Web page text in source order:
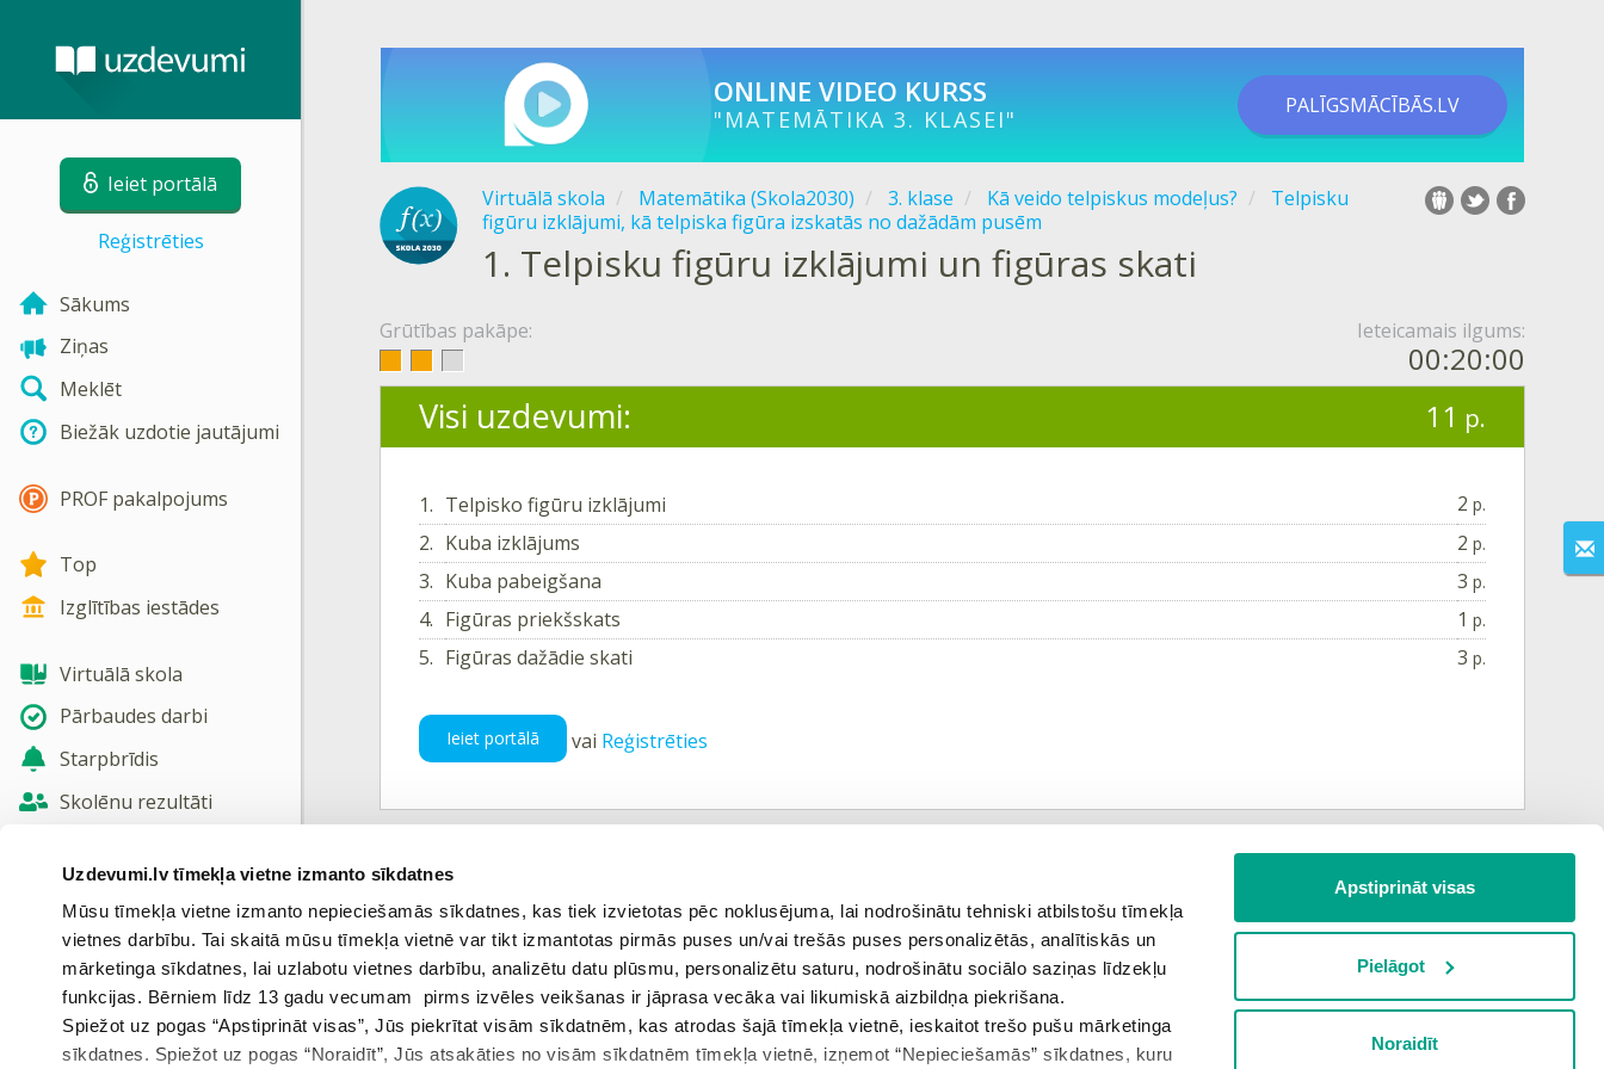
Uzdevumi.lv tīmekļa vietne izmanto sīkdatnes
Mūsu tīmekļa vietne izmanto nepieciešamās sīkdatnes, kas tiek izvietotas pēc noklusējuma, lai nodrošinātu tehniski atbilstošu tīmekļa
vietnes darbību. Tai skaitā mūsu tīmekļa vietnē var tikt izmantotas pirmās puses un/vai trešās puses personalizētās, analītiskās un
mārketinga sīkdatnes, lai uzlabotu vietnes darbību, analizētu datu plūsmu, personalizētu saturu, nodrošinātu sociālo saziņas līdzekļu
funkcijas. Bērniem līdz 13 gadu vecumam pirms izvēles veikšanas ir jāprasa vecāka vai likumiskā aizbildņa piekrišana.
Spiežot uz pogas “Apstiprināt visas”, Jūs piekrītat visām sīkdatnēm, kas atrodas šajā tīmekļa vietnē, ieskaitot trešo pušu mārketinga
sīkdatnes. Spiežot uz pogas “Noraidīt”, Jūs atsakāties no visām sīkdatnēm tīmekļa vietnē, izņemot “Nepieciešamās” sīkdatnes, kuru
Apstiprināt visas
Pielāgot
Noraidīt
Ieiet portālā
Reģistrēties
Sākums
Ziņas
Meklēt
Biežāk uzdotie jautājumi
PROF pakalpojums
Top
Izglītības iestādes
Virtuālā skola
Pārbaudes darbi
Starpbrīdis
Skolēnu rezultāti
Nosūtīt atsauksmi
Skatīt vairāk
ONLINE VIDEO KURSS
"MATEMĀTIKA 3. KLASEI" PALĪGSMĀCĪBĀS.LV
Virtuālā skola Matemātika (Skola2030) 3. klase Kā veido telpiskus modeļus?
Telpisku
figūru izklājumi, kā telpiska figūra izskatās no dažādām pusēm
1. Telpisku figūru izklājumi un figūras skati
Grūtības pakāpe: Ieteicamais ilgums:
00:20:00
Visi uzdevumi: 11 p.
1. Telpisko figūru izklājumi 2 p.
2. Kuba izklājums 2 p.
3. Kuba pabeigšana 3 p.
4. Figūras priekšskats 1 p.
5. Figūras dažādie skati 3 p.
Ieiet portālā vai Reģistrēties
Iepriekšējais uzdevums Atgriezties tēmā Nākamā tēma
Vēlies skaidrojošus video 3. klases matemātikas tēmām? PALĪGSMĀCĪBĀS.LV